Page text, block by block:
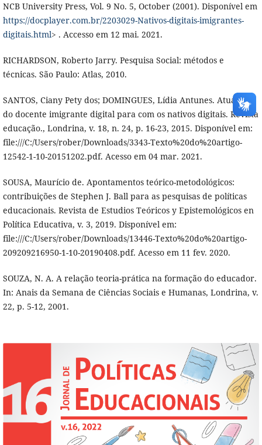
NCB University Press, Vol. 9 No. 5, October (2001). Disponível em
https://docplayer.com.br/2203029-Nativos-digitais-imigrantes-
digitais.html> . Accesso em 12 mai. 2021.
RICHARDSON, Roberto Jarry. Pesquisa Social: métodos e
técnicas. São Paulo: Atlas, 2010.
SANTOS, Ciany Pety dos; DOMINGUES, Lídia Antunes. Atuação
do docente imigrante digital para com os nativos digitais. Revista
educação., Londrina, v. 18, n. 24, p. 16-23, 2015. Disponível em:
file:///C:/Users/rober/Downloads/3343-Texto%20do%20artigo-
12542-1-10-20151202.pdf. Acesso em 04 mar. 2021.
SOUSA, Maurício de. Apontamentos teórico-metodológicos:
contribuições de Stephen J. Ball para as pesquisas de políticas
educacionais. Revista de Estudios Teóricos y Epistemológicos en
Política Educativa, v. 3, 2019. Disponível em:
file:///C:/Users/rober/Downloads/13446-Texto%20do%20artigo-
209209216950-1-10-20190408.pdf. Acesso em 11 fev. 2020.
SOUZA, N. A. A relação teoria-prática na formação do educador.
In: Anais da Semana de Ciências Sociais e Humanas, Londrina, v.
22, p. 5-12, 2001.